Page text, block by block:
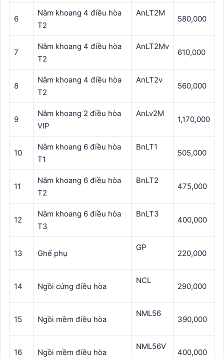
6
Nằm khoang 4 điều hòa
T2
AnLT2M
580,000
7
Nằm khoang 4 điều hòa
T2
AnLT2Mv
610,000
8
Nằm khoang 4 điều hòa
T2
AnLT2v
560,000
9
Nằm khoang 2 điều hòa
VIP
AnLv2M
1,170,000
10
Nằm khoang 6 điều hòa
T1
BnLT1
505,000
11
Nằm khoang 6 điều hòa
T2
BnLT2
475,000
12
Nằm khoang 6 điều hòa
T3
BnLT3
400,000
13 Ghế phụ
GP
220,000
14 Ngồi cứng điều hòa
NCL
290,000
15 Ngồi mềm điều hòa
NML56
390,000
16 Ngồi mềm điều hòa
NML56V
400,000